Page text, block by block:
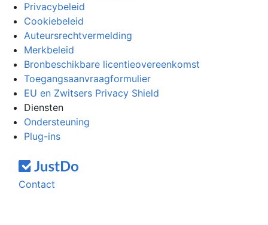
Privacybeleid
Cookiebeleid
Auteursrechtvermelding
Merkbeleid
Bronbeschikbare licentieovereenkomst
Toegangsaanvraagformulier
EU en Zwitsers Privacy Shield
Diensten
Ondersteuning
Plug-ins
Contact